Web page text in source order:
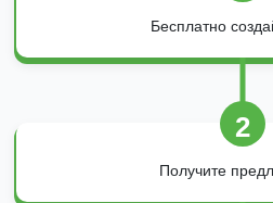
Бесплатно
2
Получите